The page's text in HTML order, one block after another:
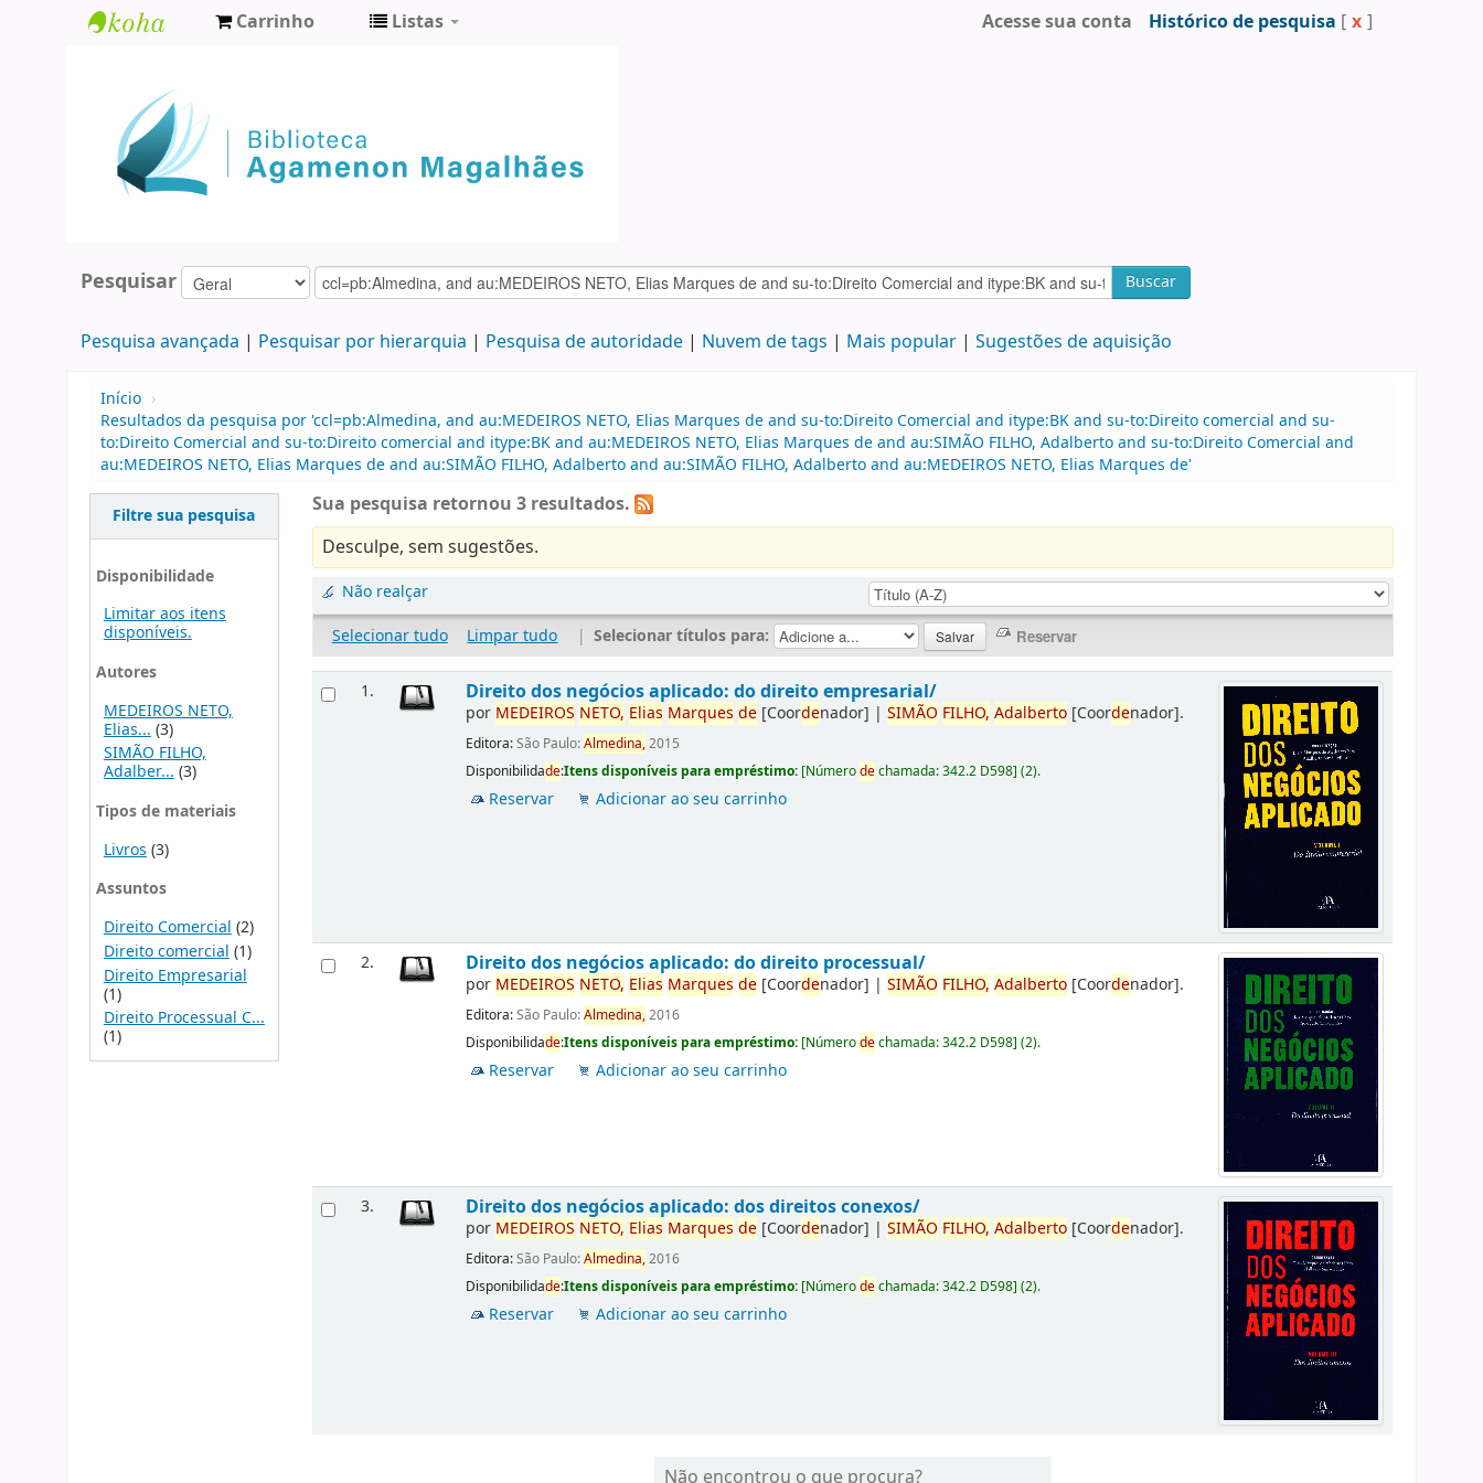
Agamenon
Magalhães
Carrinho Listas Acesse sua conta Histórico de pesquisa [ x ]
Pesquisar Buscar
Pesquisa avançada Pesquisar por hierarquia Pesquisa de autoridade Nuvem de tags Mais popular Sugestões de aquisição
Início ›
Resultados da pesquisa por 'ccl=pb:Almedina, and au:MEDEIROS NETO, Elias Marques de and su-to:Direito Comercial and itype:BK and su-to:Direito comercial and su-
to:Direito Comercial and su-to:Direito comercial and itype:BK and au:MEDEIROS NETO, Elias Marques de and au:SIMÃO FILHO, Adalberto and su-to:Direito Comercial and
au:MEDEIROS NETO, Elias Marques de and au:SIMÃO FILHO, Adalberto and au:SIMÃO FILHO, Adalberto and au:MEDEIROS NETO, Elias Marques de'
Filtre sua pesquisa
Disponibilidade
Limitar aos itens
disponíveis.
Autores
MEDEIROS NETO,
Elias... (3)
SIMÃO FILHO,
Adalber...(3)
Tipos de materiais
Livros (3)
Assuntos
Direito Comercial (2)
Direito comercial (1)
Direito Empresarial
(1)
Direito Processual C...
(1)
Sua pesquisa retornou 3 resultados.
Desculpe, sem sugestões.
Não realçar
Selecionar tudo
Limpar tudo | Selecionar títulos para:
1. Direito dos negócios aplicado: do direito empresarial/
por MEDEIROS NETO, Elias Marques de [Coordenador] |SIMÃO FILHO, Adalberto [Coordenador].
Editora:São Paulo:Almedina,2015
Disponibilidade:Itens disponíveis para empréstimo: [Númerodechamada:342.2 D598](2).
Reservar Adicionar ao seu carrinho
2. Direito dos negócios aplicado: do direito processual/
por MEDEIROS NETO, Elias Marques de [Coordenador] |SIMÃO FILHO, Adalberto [Coordenador].
Editora:São Paulo:Almedina,2016
Disponibilidade:Itens disponíveis para empréstimo: [Númerodechamada:342.2 D598](2).
Reservar Adicionar ao seu carrinho
3. Direito dos negócios aplicado: dos direitos conexos/
por MEDEIROS NETO, Elias Marques de [Coordenador] |SIMÃO FILHO, Adalberto [Coordenador].
Editora:São Paulo:Almedina,2016
Disponibilidade:Itens disponíveis para empréstimo: [Númerodechamada:342.2 D598](2).
Reservar Adicionar ao seu carrinho